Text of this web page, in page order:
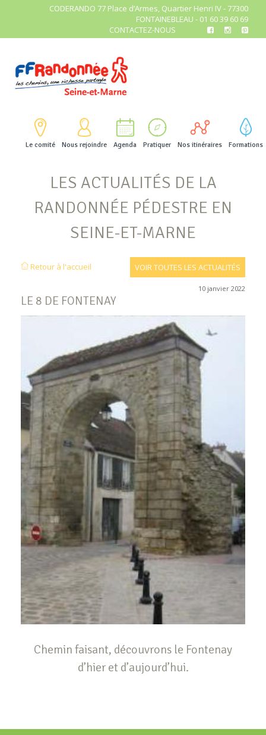
CODERANDO 77 Place d’Armes, Quartier Henri IV - 77300
FONTAINEBLEAU - 01 60 39 60 69
CONTACTEZ-NOUS
Le comité Nous rejoindre Agenda Pratiquer Nos itinéraires Formations
LES ACTUALITÉS DE LA
RANDONNÉE PÉDESTRE EN
SEINE-ET-MARNE
Retour à l'accueil VOIR TOUTES LES ACTUALITÉS
LE 8 DE FONTENAY
10 janvier 2022
Chemin faisant, découvrons le Fontenay
d’hier et d’aujourd’hui.